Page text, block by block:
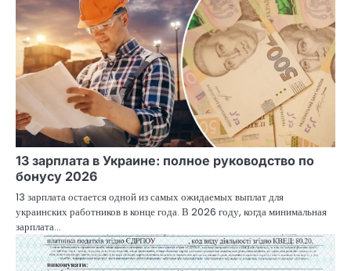
13 зарплата в Украине: полное руководство по
бонусу 2026
13 зарплата остается одной из самых ожидаемых выплат для
украинских работников в конце года. В 2026 году, когда минимальная
зарплата…